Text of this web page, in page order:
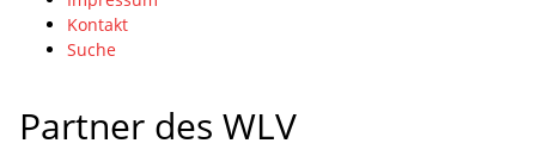
Kontakt
Suche
Partner des WLV